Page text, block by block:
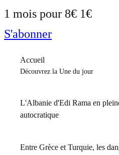
1 mois pour 8€ 1€
S'abonner
Accueil
Découvrez la Une du jour
L'Albanie d'Edi Rama en
autocratique
Entre Grèce et Turquie, les